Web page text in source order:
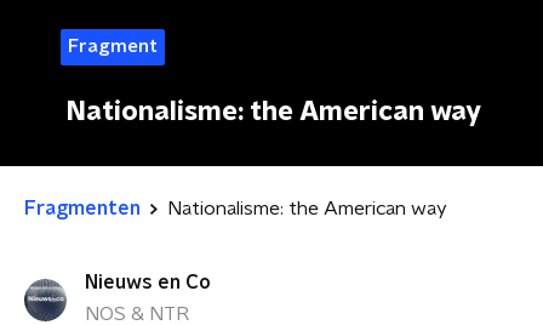
Fragment
Nationalisme: the American way
Fragmenten Nationalisme: the American way
Nieuws en Co
NOS & NTR